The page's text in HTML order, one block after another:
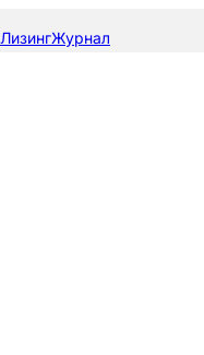
ЛизингЖурнал